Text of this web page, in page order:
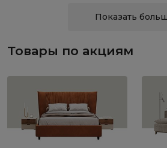
Показать
Товары по акциям